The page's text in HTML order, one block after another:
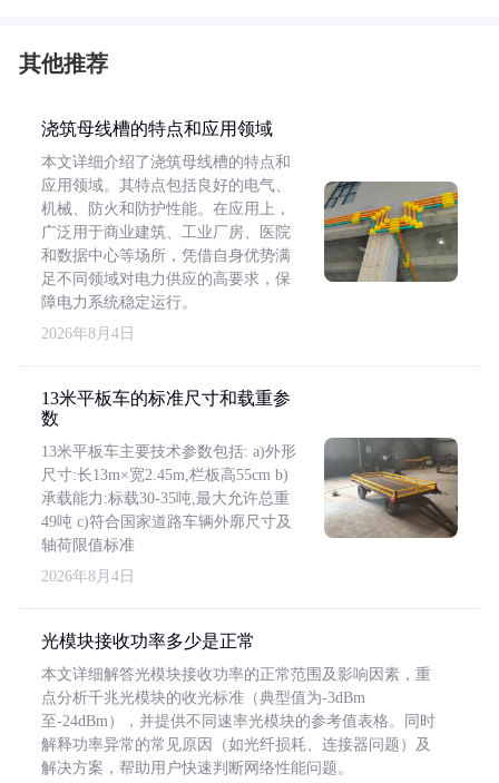
其他推荐
浇筑母线槽的特点和应用领域
本文详细介绍了浇筑母线槽的特点和
应用领域。其特点包括良好的电气、
机械、防火和防护性能。在应用上，
广泛用于商业建筑、工业厂房、医院
和数据中心等场所，凭借自身优势满
足不同领域对电力供应的高要求，保
障电力系统稳定运行。
2026年8月4日
13米平板车的标准尺寸和载重参
数
13米平板车主要技术参数包括: a)外形
尺寸:长13m×宽2.45m,栏板高55cm b)
承载能力:标载30-35吨,最大允许总重
49吨 c)符合国家道路车辆外廓尺寸及
轴荷限值标准
2026年8月4日
光模块接收功率多少是正常
本文详细解答光模块接收功率的正常范围及影响因素，重
点分析千兆光模块的收光标准（典型值为-3dBm
至-24dBm），并提供不同速率光模块的参考值表格。同时
解释功率异常的常见原因（如光纤损耗、连接器问题）及
解决方案，帮助用户快速判断网络性能问题。